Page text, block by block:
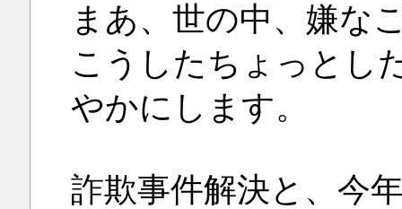
まあ、世の中、嫌な
こうしたちょっとし
やかにします。
詐欺事件解決と、今